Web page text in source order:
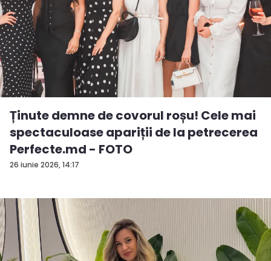
26 iunie 2026, 14:17
Ținute demne de covorul roșu! Cele mai
spectaculoase apariții de la petrecerea
Perfecte.md - FOTO